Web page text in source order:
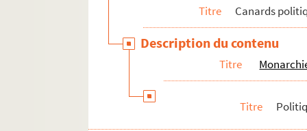
Titre Canards
Description du contenu
Titre
Titre